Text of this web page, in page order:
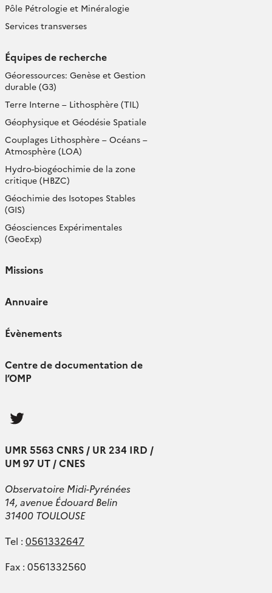
Pôle Pétrologie et Minéralogie
Services transverses
Équipes de recherche
Géoressources: Genèse et Gestion
durable (G3)
Terre Interne – Lithosphère (TIL)
Géophysique et Géodésie Spatiale
Couplages Lithosphère – Océans –
Atmosphère (LOA)
Hydro-biogéochimie de la zone
critique (HBZC)
Géochimie des Isotopes Stables
(GIS)
Géosciences Expérimentales
(GeoExp)
Missions
Annuaire
Évènements
Centre de documentation de
l’OMP
UMR 5563 CNRS / UR 234 IRD /
UM 97 UT / CNES
Observatoire Midi-Pyrénées
14, avenue Édouard Belin
31400 TOULOUSE
Tel : 0561332647
Fax : 0561332560